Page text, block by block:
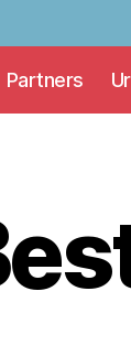
Partners